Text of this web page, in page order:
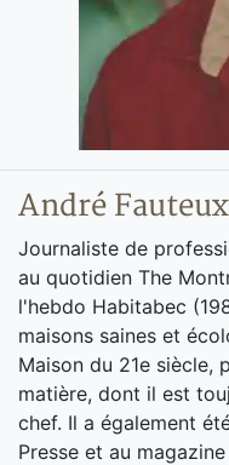
André Fauteux
Journaliste de
au quotidien The
l'hebdo Habitabec
maisons saines et
Maison du 21e siècle,
matière, dont il est
chef. Il a également
Presse et au